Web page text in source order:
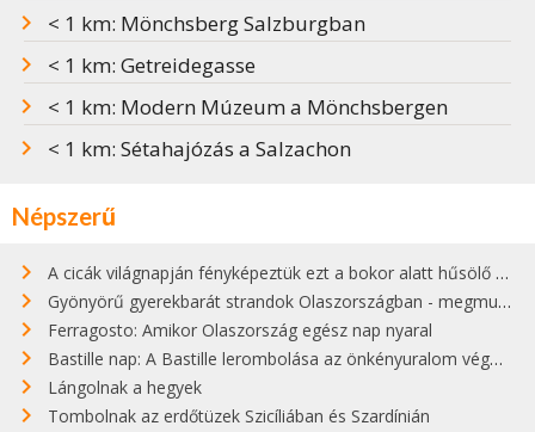
< 1 km: Mönchsberg Salzburgban
< 1 km: Getreidegasse
< 1 km: Modern Múzeum a Mönchsbergen
< 1 km: Sétahajózás a Salzachon
Népszerű
A cicák világnapján fényképeztük ezt a bokor alatt hűsölő cicát Kisorosziban
Gyönyörű gyerekbarát strandok Olaszországban - megmutatjuk a 15 legjobbat
Ferragosto: Amikor Olaszország egész nap nyaral
Bastille nap: A Bastille lerombolása az önkényuralom végét jelentette
Lángolnak a hegyek
Tombolnak az erdőtüzek Szicíliában és Szardínián